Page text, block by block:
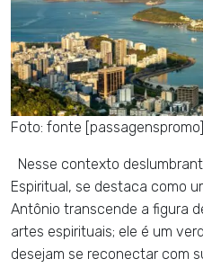
Foto: fonte [passagenspromo]
Nesse contexto
Espiritual, se destaca como
Antônio transcende a figura
artes espirituais; ele é um
desejam se reconectar com